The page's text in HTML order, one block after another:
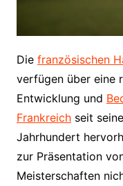
Die französischen
verfügen über eine
Entwicklung und
Frankreichseit
Jahrhundert
zur Präsentation
Meisterschaften